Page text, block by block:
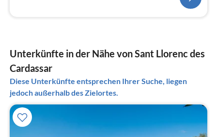
Unterkünfte in der Nähe von Sant Llorenc des
Cardassar
Diese Unterkünfte entsprechen Ihrer Suche, liegen
jedoch außerhalb des Zielortes.